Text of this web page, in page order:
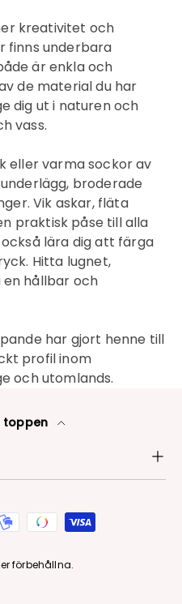
kreativitet och
finns underbara
är enkla och
de material du har
dig ut i naturen och
vass.
eller varma sockor av
broderade
Vik askar, fläta
praktisk påse till alla
lära dig att färga
Hitta lugnet,
hållbar och
har gjort henne till
profil inom
och utomlands.
toppen
förbehållna.
att lägga till
och se dina